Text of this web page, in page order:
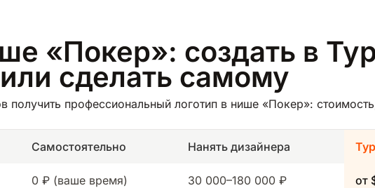
«Покер»: создать в
сделать самому
получить профессиональный логотип в нише «Покер»:
Самостоятельно Нанять дизайнера
0 ₽ (ваше время) 30 000–180 000 ₽ от